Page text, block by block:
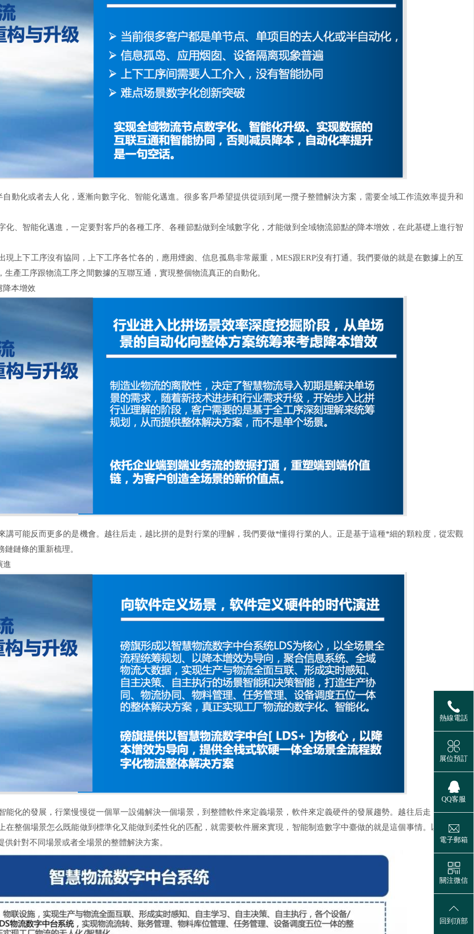
動化或者去人化，逐漸向數字化、智能化邁進。很多客戶希望提供從頭到尾一攬子整體解決方案，需要全域工作流效率提升和
、智能化邁進，一定要對客戶的各種工序、各種節點做到全域數字化，才能做到全域物流節點的降本增效，在此基礎上進行智
上下工序沒有協同，上下工序各忙各的，應用煙囪、信息孤島非常嚴重，MES跟ERP沒有打通。我們要做的就是在數據上的互
產工序跟物流工序之間數據的互聯互通，實現整個物流真正的自動化。
降本增效
可能反而更多的是機會。越往后走，越比拼的是對行業的理解，我們要做*懂得行業的人。正是基于這種*細的顆粒度，從宏觀
鏈條的重新梳理。
進
化的發展，行業慢慢從一個單一設備解決一個場景，到整體軟件來定義場景，軟件來定義硬件的發展趨勢。越往后走，設備或
整個場景怎么既能做到標準化又能做到柔性化的匹配，就需要軟件層來實現，智能制造數字中臺做的就是這個事情。以智能制
針對不同場景或者全場景的整體解決方案。
熱線電話
展位預訂
QQ客服
電子郵箱
關注微信
回到頂部